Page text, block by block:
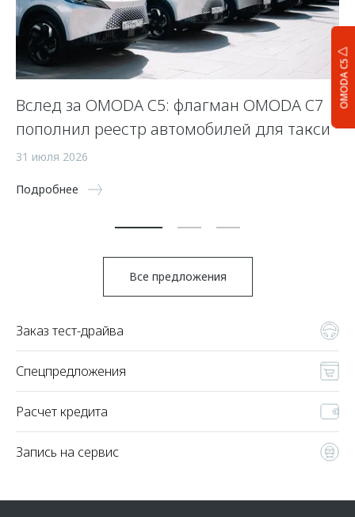
OMODA C5
Вслед за OMODA C5: флагман OMODA C7
пополнил реестр автомобилей для такси
31 июля 2026
Подробнее
Все предложения
Заказ тест-драйва
Спецпредложения
Расчет кредита
Запись на сервис